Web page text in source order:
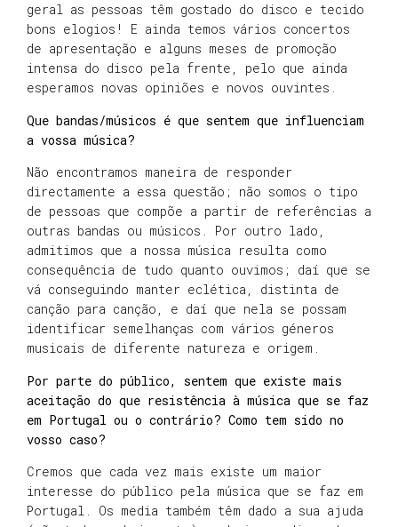
geral as pessoas têm gostado do disco e tecido
bons elogios! E ainda temos vários concertos
de apresentação e alguns meses de promoção
intensa do disco pela frente, pelo que ainda
esperamos novas opiniões e novos ouvintes.
Que bandas/músicos é que sentem que influenciam
a vossa música?
Não encontramos maneira de responder
directamente a essa questão; não somos o tipo
de pessoas que compõe a partir de referências a
outras bandas ou músicos. Por outro lado,
admitimos que a nossa música resulta como
consequência de tudo quanto ouvimos; daí que se
vá conseguindo manter eclética, distinta de
canção para canção, e daí que nela se possam
identificar semelhanças com vários géneros
musicais de diferente natureza e origem.
Por parte do público, sentem que existe mais
aceitação do que resistência à música que se faz
em Portugal ou o contrário? Como tem sido no
vosso caso?
Cremos que cada vez mais existe um maior
interesse do público pela música que se faz em
Portugal. Os media também têm dado a sua ajuda